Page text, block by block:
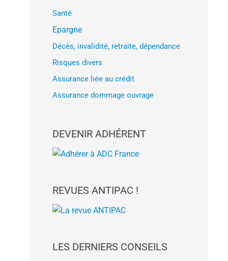
Santé
Epargne
Décès, invalidité, retraite, dépendance
Risques divers
Assurance liée au crédit
Assurance dommage ouvrage
DEVENIR ADHÉRENT
REVUES ANTIPAC !
LES DERNIERS CONSEILS